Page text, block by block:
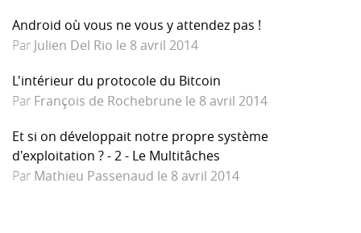
Android où vous ne vous y attendez pas !
Par Julien Del Rio le 8 avril 2014
L'intérieur du protocole du Bitcoin
Par François de Rochebrune le 8 avril 2014
Et si on développait notre propre système
d'exploitation ? - 2 - Le Multitâches
Par Mathieu Passenaud le 8 avril 2014